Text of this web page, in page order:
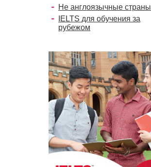
Не англоязычные страны
IELTS для обучения за
рубежом